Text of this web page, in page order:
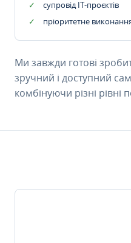
супровід ІТ-проєктів
пріоритетне
Ми завжди готові
зручний і доступний
комбінуючи різні рівні